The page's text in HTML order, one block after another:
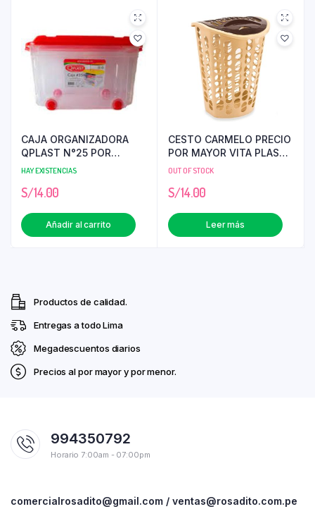
CAJA ORGANIZADORA
QPLAST N°25 POR
MAYOR
HAY EXISTENCIAS
S/14.00
Añadir al carrito
CESTO CARMELO PRECIO
POR MAYOR VITA PLAST
PRECIO POR MAYOR
OUT OF STOCK
S/14.00
Leer más
Productos de calidad.
Entregas a todo Lima
Megadescuentos diarios
Precios al por mayor y por menor.
994350792
Horario 7:00am - 07:00pm
comercialrosadito@gmail.com / ventas@rosadito.com.pe